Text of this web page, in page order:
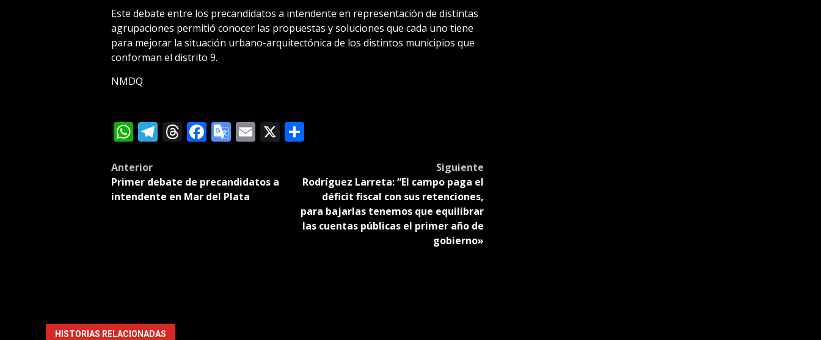
Este debate entre los precandidatos a intendente en representación de distintas
agrupaciones permitió conocer las propuestas y soluciones que cada uno tiene
para mejorar la situación urbano-arquitectónica de los distintos municipios que
conforman el distrito 9.
NMDQ
WhatsApp
Telegram
Threads
Facebook
Google
Email
X Compartir
Post
navigation
Anterior
Primer debate de precandidatos a
intendente en Mar del Plata
Siguiente
Rodríguez Larreta: “El campo paga el
déficit fiscal con sus retenciones,
para bajarlas tenemos que equilibrar
las cuentas públicas el primer año de
gobierno»
HISTORIAS RELACIONADAS